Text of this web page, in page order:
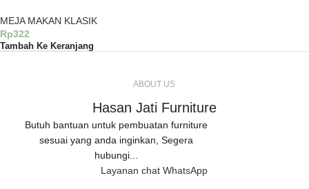
MEJA MAKAN KLASIK
Rp322
Tambah Ke Keranjang
ABOUT US
Hasan Jati Furniture
Butuh bantuan untuk pembuatan furniture
sesuai yang anda inginkan, Segera
hubungi...
Layanan chat WhatsApp